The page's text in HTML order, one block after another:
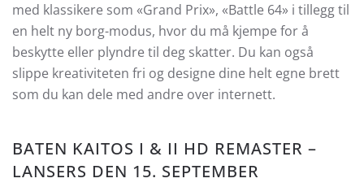
med klassikere som «Grand Prix», «Battle 64» i tillegg til
en helt ny borg-modus, hvor du må kjempe for å
beskytte eller plyndre til deg skatter. Du kan også
slippe kreativiteten fri og designe dine helt egne brett
som du kan dele med andre over internett.
BATEN KAITOS I & II HD REMASTER –
LANSERS DEN 15. SEPTEMBER